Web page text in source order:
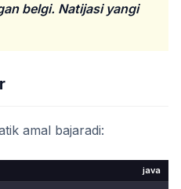
belgi. Natijasi yangi
amal bajaradi:
java